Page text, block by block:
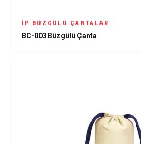
İP BÜZGÜLÜ ÇANTALAR
BC-003 Büzgülü Çanta